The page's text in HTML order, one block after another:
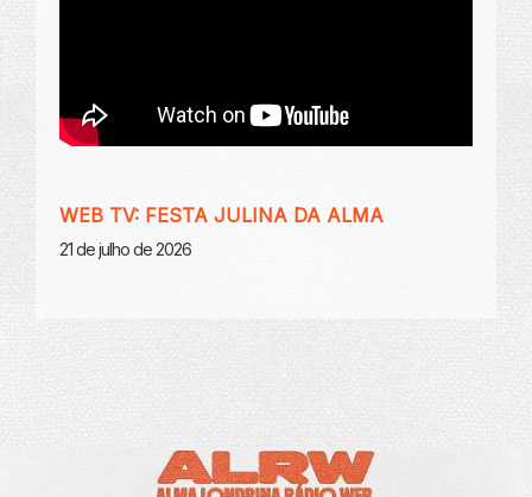
WEB TV: FESTA JULINA DA ALMA
21 de julho de 2026